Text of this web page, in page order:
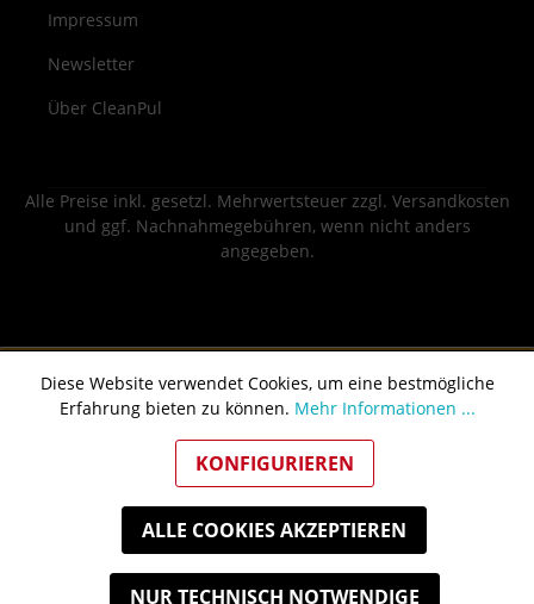
Impressum
Newsletter
Über CleanPul
Alle Preise inkl. gesetzl. Mehrwertsteuer zzgl. Versandkosten
und ggf. Nachnahmegebühren, wenn nicht anders
angegeben.
Diese Website verwendet Cookies, um eine bestmögliche
Erfahrung bieten zu können. Mehr Informationen ...
NUR TECHNISCH NOTWENDIGE
KONFIGURIEREN
ALLE COOKIES AKZEPTIEREN